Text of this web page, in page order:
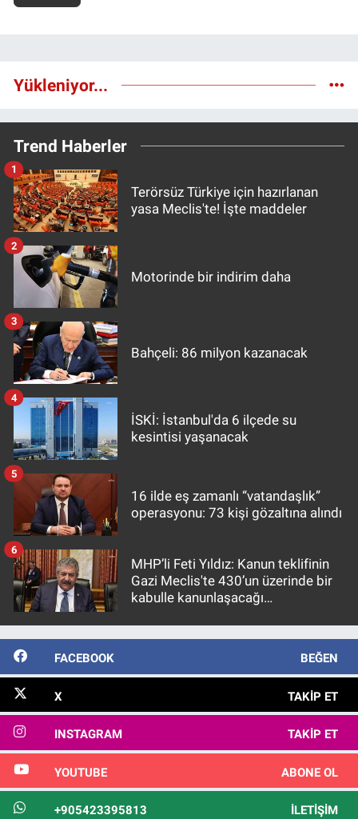
Yükleniyor...
Trend Haberler
Terörsüz Türkiye için hazırlanan
yasa Meclis'te! İşte maddeler
1
Motorinde bir indirim daha
2
Bahçeli: 86 milyon kazanacak
3
İSKİ: İstanbul'da 6 ilçede su
kesintisi yaşanacak
4
16 ilde eş zamanlı “vatandaşlık”
operasyonu: 73 kişi gözaltına alındı
5
MHP’li Feti Yıldız: Kanun teklifinin
Gazi Meclis'te 430’un üzerinde bir
kabulle kanunlaşacağı
6
FACEBOOK BEĞEN
X TAKIP ET
INSTAGRAM TAKIP ET
YOUTUBE ABONE OL
+905423395813 İLETIŞIM